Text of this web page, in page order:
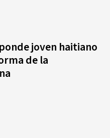
joven haitiano
de la